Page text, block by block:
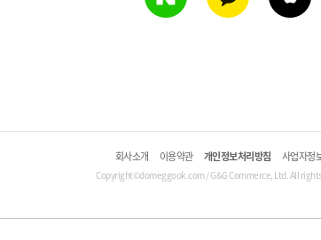
회사소개 이용약관 개인정보처리방침 사업자정
Copyright©domeggook.com / G&G Commerce, Ltd. All